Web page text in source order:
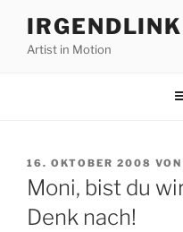
Inhalt
springen
IRGENDLINK
Artist in Motion
VERÖFFENTLICHT
AM
16. OKTOBER 2008 VON
Moni, bist du
Denk nach!